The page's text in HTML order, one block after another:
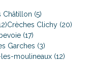
Châtillon (5)
Crèches Clichy (20)
(17)
Garches (3)
moulineaux (12)